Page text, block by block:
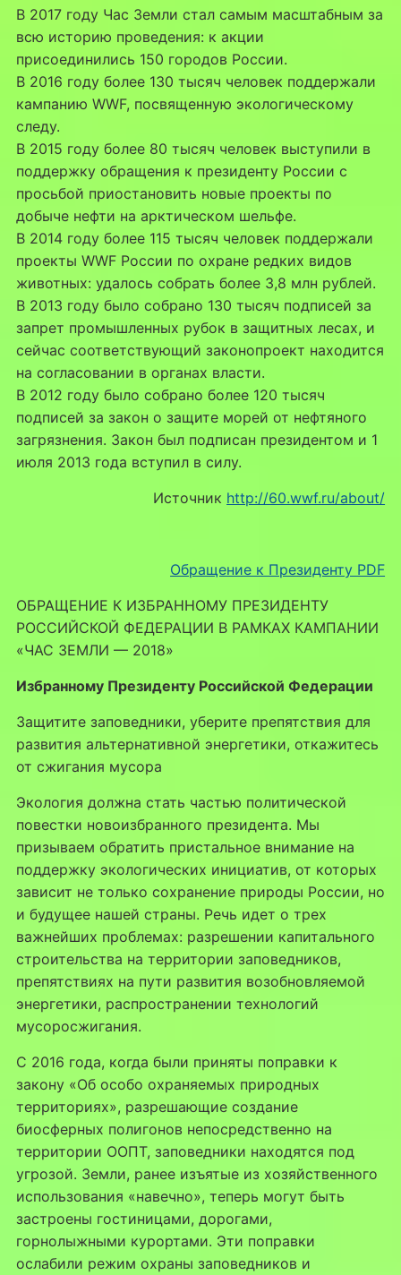
В 2017 году Час Земли стал самым масштабным за
всю историю проведения: к акции
присоединились 150 городов России.
В 2016 году более 130 тысяч человек поддержали
кампанию WWF, посвященную экологическому
следу.
В 2015 году более 80 тысяч человек выступили в
поддержку обращения к президенту России с
просьбой приостановить новые проекты по
добыче нефти на арктическом шельфе.
В 2014 году более 115 тысяч человек поддержали
проекты WWF России по охране редких видов
животных: удалось собрать более 3,8 млн рублей.
В 2013 году было собрано 130 тысяч подписей за
запрет промышленных рубок в защитных лесах, и
сейчас соответствующий законопроект находится
на согласовании в органах власти.
В 2012 году было собрано более 120 тысяч
подписей за закон о защите морей от нефтяного
загрязнения. Закон был подписан президентом и 1
июля 2013 года вступил в силу.
Источник http://60.wwf.ru/about/
Обращение к Президенту PDF
ОБРАЩЕНИЕ К ИЗБРАННОМУ ПРЕЗИДЕНТУ
РОССИЙСКОЙ ФЕДЕРАЦИИ В РАМКАХ КАМПАНИИ
«ЧАС ЗЕМЛИ — 2018»
Избранному Президенту Российской Федерации
Защитите заповедники, уберите препятствия для
развития альтернативной энергетики, откажитесь
от сжигания мусора
Экология должна стать частью политической
повестки новоизбранного президента. Мы
призываем обратить пристальное внимание на
поддержку экологических инициатив, от которых
зависит не только сохранение природы России, но
и будущее нашей страны. Речь идет о трех
важнейших проблемах: разрешении капитального
строительства на территории заповедников,
препятствиях на пути развития возобновляемой
энергетики, распространении технологий
мусоросжигания.
С 2016 года, когда были приняты поправки к
закону «Об особо охраняемых природных
территориях», разрешающие создание
биосферных полигонов непосредственно на
территории ООПТ, заповедники находятся под
угрозой. Земли, ранее изъятые из хозяйственного
использования «навечно», теперь могут быть
застроены гостиницами, дорогами,
горнолыжными курортами. Эти поправки
ослабили режим охраны заповедников и